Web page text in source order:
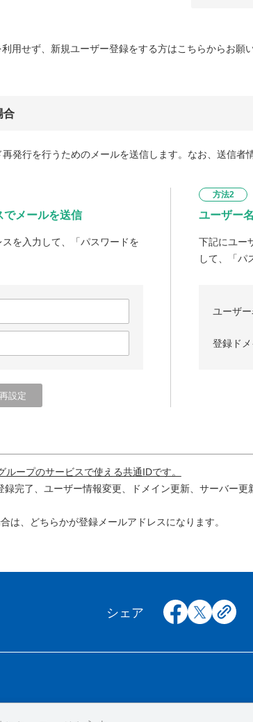
用せず、新規ユーザー登録をする方はこちらからお願
合
発行を行うためのメールを送信します。なお、送信者
でメールを送信
を入力して、「パスワードを
方法2
ユーザー
下記にユー
して、「パ
ユーザー
登録ド
ープのサービスで使える共通IDです。
完了、ユーザー情報変更、ドメイン更新、サーバー
は、どちらかが登録メールアドレスになります。
シェア facebook
x copy